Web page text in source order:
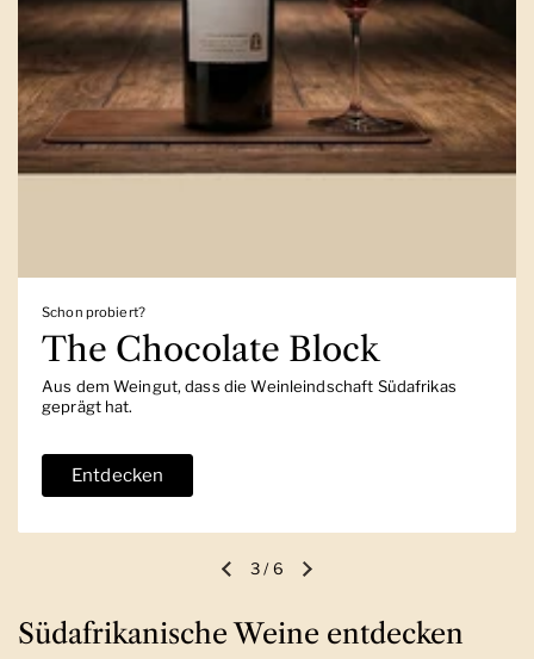
Schon probiert?
The Chocolate Block
Aus dem Weingut, dass die Weinleindschaft Südafrikas
geprägt hat.
Entdecken
Vorherige FolieNächste Folie
3/6
Südafrikanische Weine entdecken